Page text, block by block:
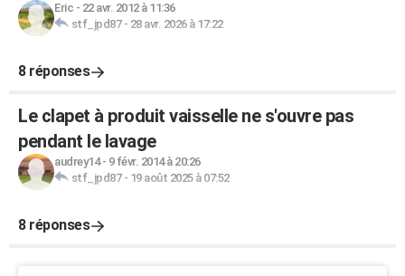
Eric - 22 avr. 2012 à 11:36
stf_jpd87- 28 avr. 2026 à 17:22
8 réponses
Le clapet à produit vaisselle ne s'ouvre pas
pendant le lavage
audrey14- 9 févr. 2014 à 20:26
stf_jpd87- 19 août 2025 à 07:52
8 réponses